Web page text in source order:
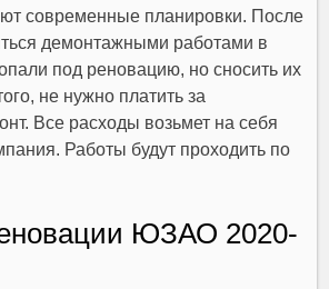
современные планировки. После
демонтажными работами в
под реновацию, но сносить их
не нужно платить за
Все расходы возьмет на себя
Работы будут проходить по
ЮЗАО 2020-